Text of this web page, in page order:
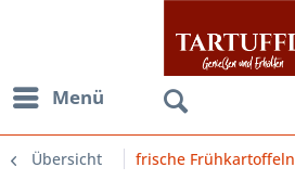
Menü
Übersicht frische Frühkartoffeln